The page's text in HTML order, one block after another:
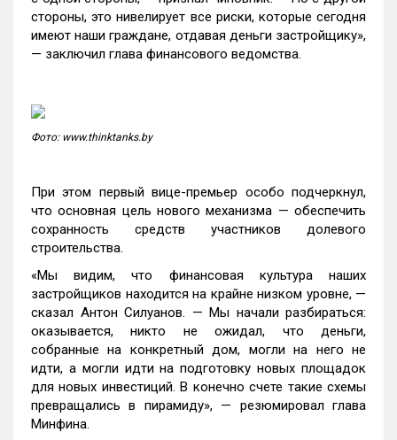
стороны, это нивелирует все риски, которые сегодня
имеют наши граждане, отдавая деньги застройщику»,
— заключил глава финансового ведомства.
Фото: www.thinktanks.by
При этом первый вице-премьер особо подчеркнул,
что основная цель нового механизма — обеспечить
сохранность средств участников долевого
строительства.
«Мы видим, что финансовая культура наших
застройщиков находится на крайне низком уровне, —
сказал Антон Силуанов. — Мы начали разбираться:
оказывается, никто не ожидал, что деньги,
собранные на конкретный дом, могли на него не
идти, а могли идти на подготовку новых площадок
для новых инвестиций. В конечно счете такие схемы
превращались в пирамиду», — резюмировал глава
Минфина.